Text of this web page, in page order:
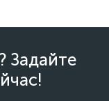
Задайте